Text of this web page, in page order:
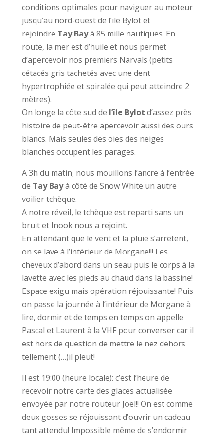
conditions optimales pour naviguer au moteur
jusqu’au nord-ouest de l’île Bylot et
rejoindre TayBayà 85 mille nautiques. En
route, la mer est d’huile et nous permet
d’apercevoir nos premiers Narvals (petits
cétacés gris tachetés avec une dent
hypertrophiée et spiralée qui peut atteindre 2
mètres).
On longe la côte sud de l’île Bylot d’assez près
histoire de peut-être apercevoir aussi des ours
blancs. Mais seules des oies des neiges
blanches occupent les parages.
A 3h du matin, nous mouillons l’ancre à l’entrée
de TayBayà côté de Snow White un autre
voilier tchèque.
A notre réveil, le tchèque est reparti sans un
bruit et Inook nous a rejoint.
En attendant que le vent et la pluie s’arrêtent,
on se lave à l’intérieur de Morgane!!! Les
cheveux d’abord dans un seau puis le corps à la
lavette avec les pieds au chaud dans la bassine!
Espace exigu mais opération réjouissante! Puis
on passe la journée à l’intérieur de Morgane à
lire, dormir et de temps en temps on appelle
Pascal et Laurent à la VHF pour converser car il
est hors de question de mettre le nez dehors
tellement (…)il pleut!
Il est 19:00 (heure locale): c’est l’heure de
recevoir notre carte des glaces actualisée
envoyée par notre routeur Joël!! On est comme
deux gosses se réjouissant d’ouvrir un cadeau
tant attendu! Impossible même de s’endormir